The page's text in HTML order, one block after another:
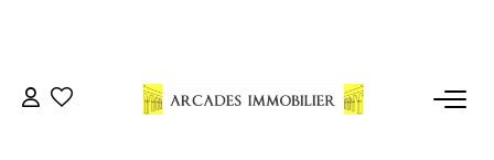
VENTES